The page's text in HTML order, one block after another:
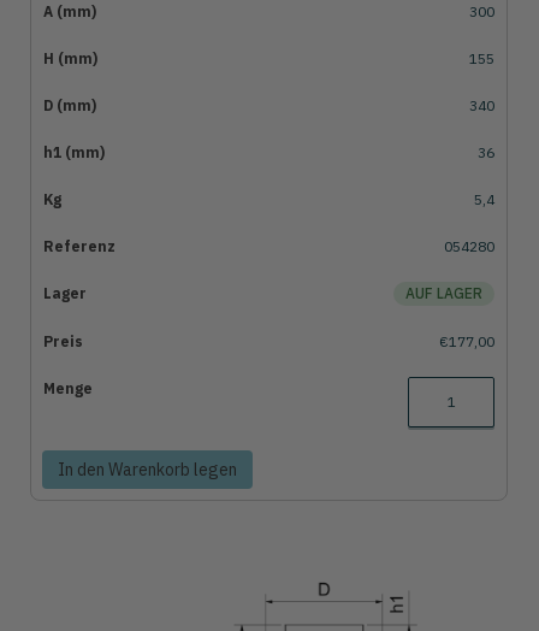
300
155
340
36
5,4
054280
AUF LAGER
€177,00
In den Warenkorb legen